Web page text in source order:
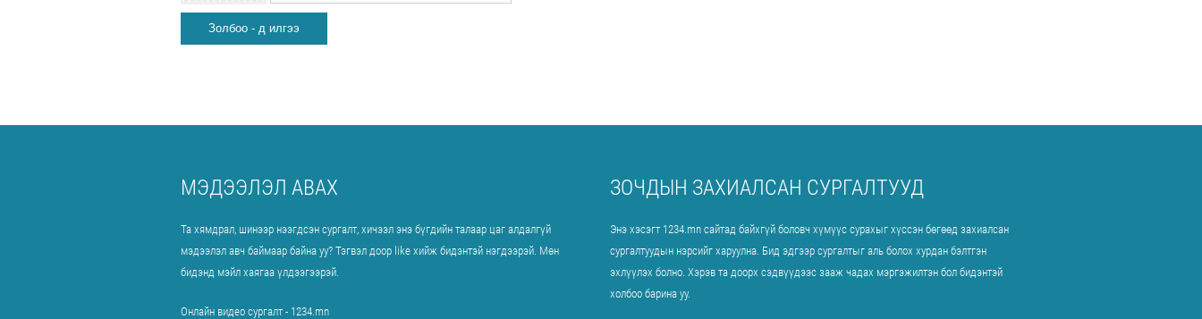
МЭДЭЭЛЭЛ АВАХ
Та хямдрал, шинээр нээгдсэн сургалт, хичээл энэ бүгдийн талаар цаг алдалгүй
мэдээлэл авч баймаар байна уу? Тэгвэл доор like хийж бидэнтэй нэгдээрэй. Мөн
бидэнд мэйл хаягаа үлдээгээрэй.
Онлайн видео сургалт - 1234.mn
ЗОЧДЫН ЗАХИАЛСАН СУРГАЛТУУД
Энэ хэсэгт 1234.mn сайтад байхгүй боловч хүмүүс сурахыг хүссэн бөгөөд захиалсан
сургалтуудын нэрсийг харуулна. Бид эдгээр сургалтыг аль болох хурдан бэлтгэн
эхлүүлэх болно. Хэрэв та доорх сэдвүүдээс зааж чадах мэргэжилтэн бол бидэнтэй
холбоо барина уу.